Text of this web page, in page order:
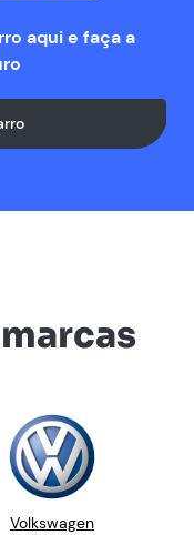
aqui e faça a
Volkswagen